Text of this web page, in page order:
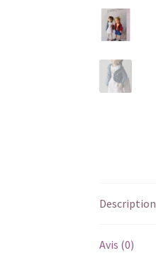
Description
Avis (0)